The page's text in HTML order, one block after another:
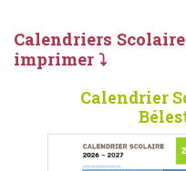
Calendriers
imprimer ⤵
Calendrier